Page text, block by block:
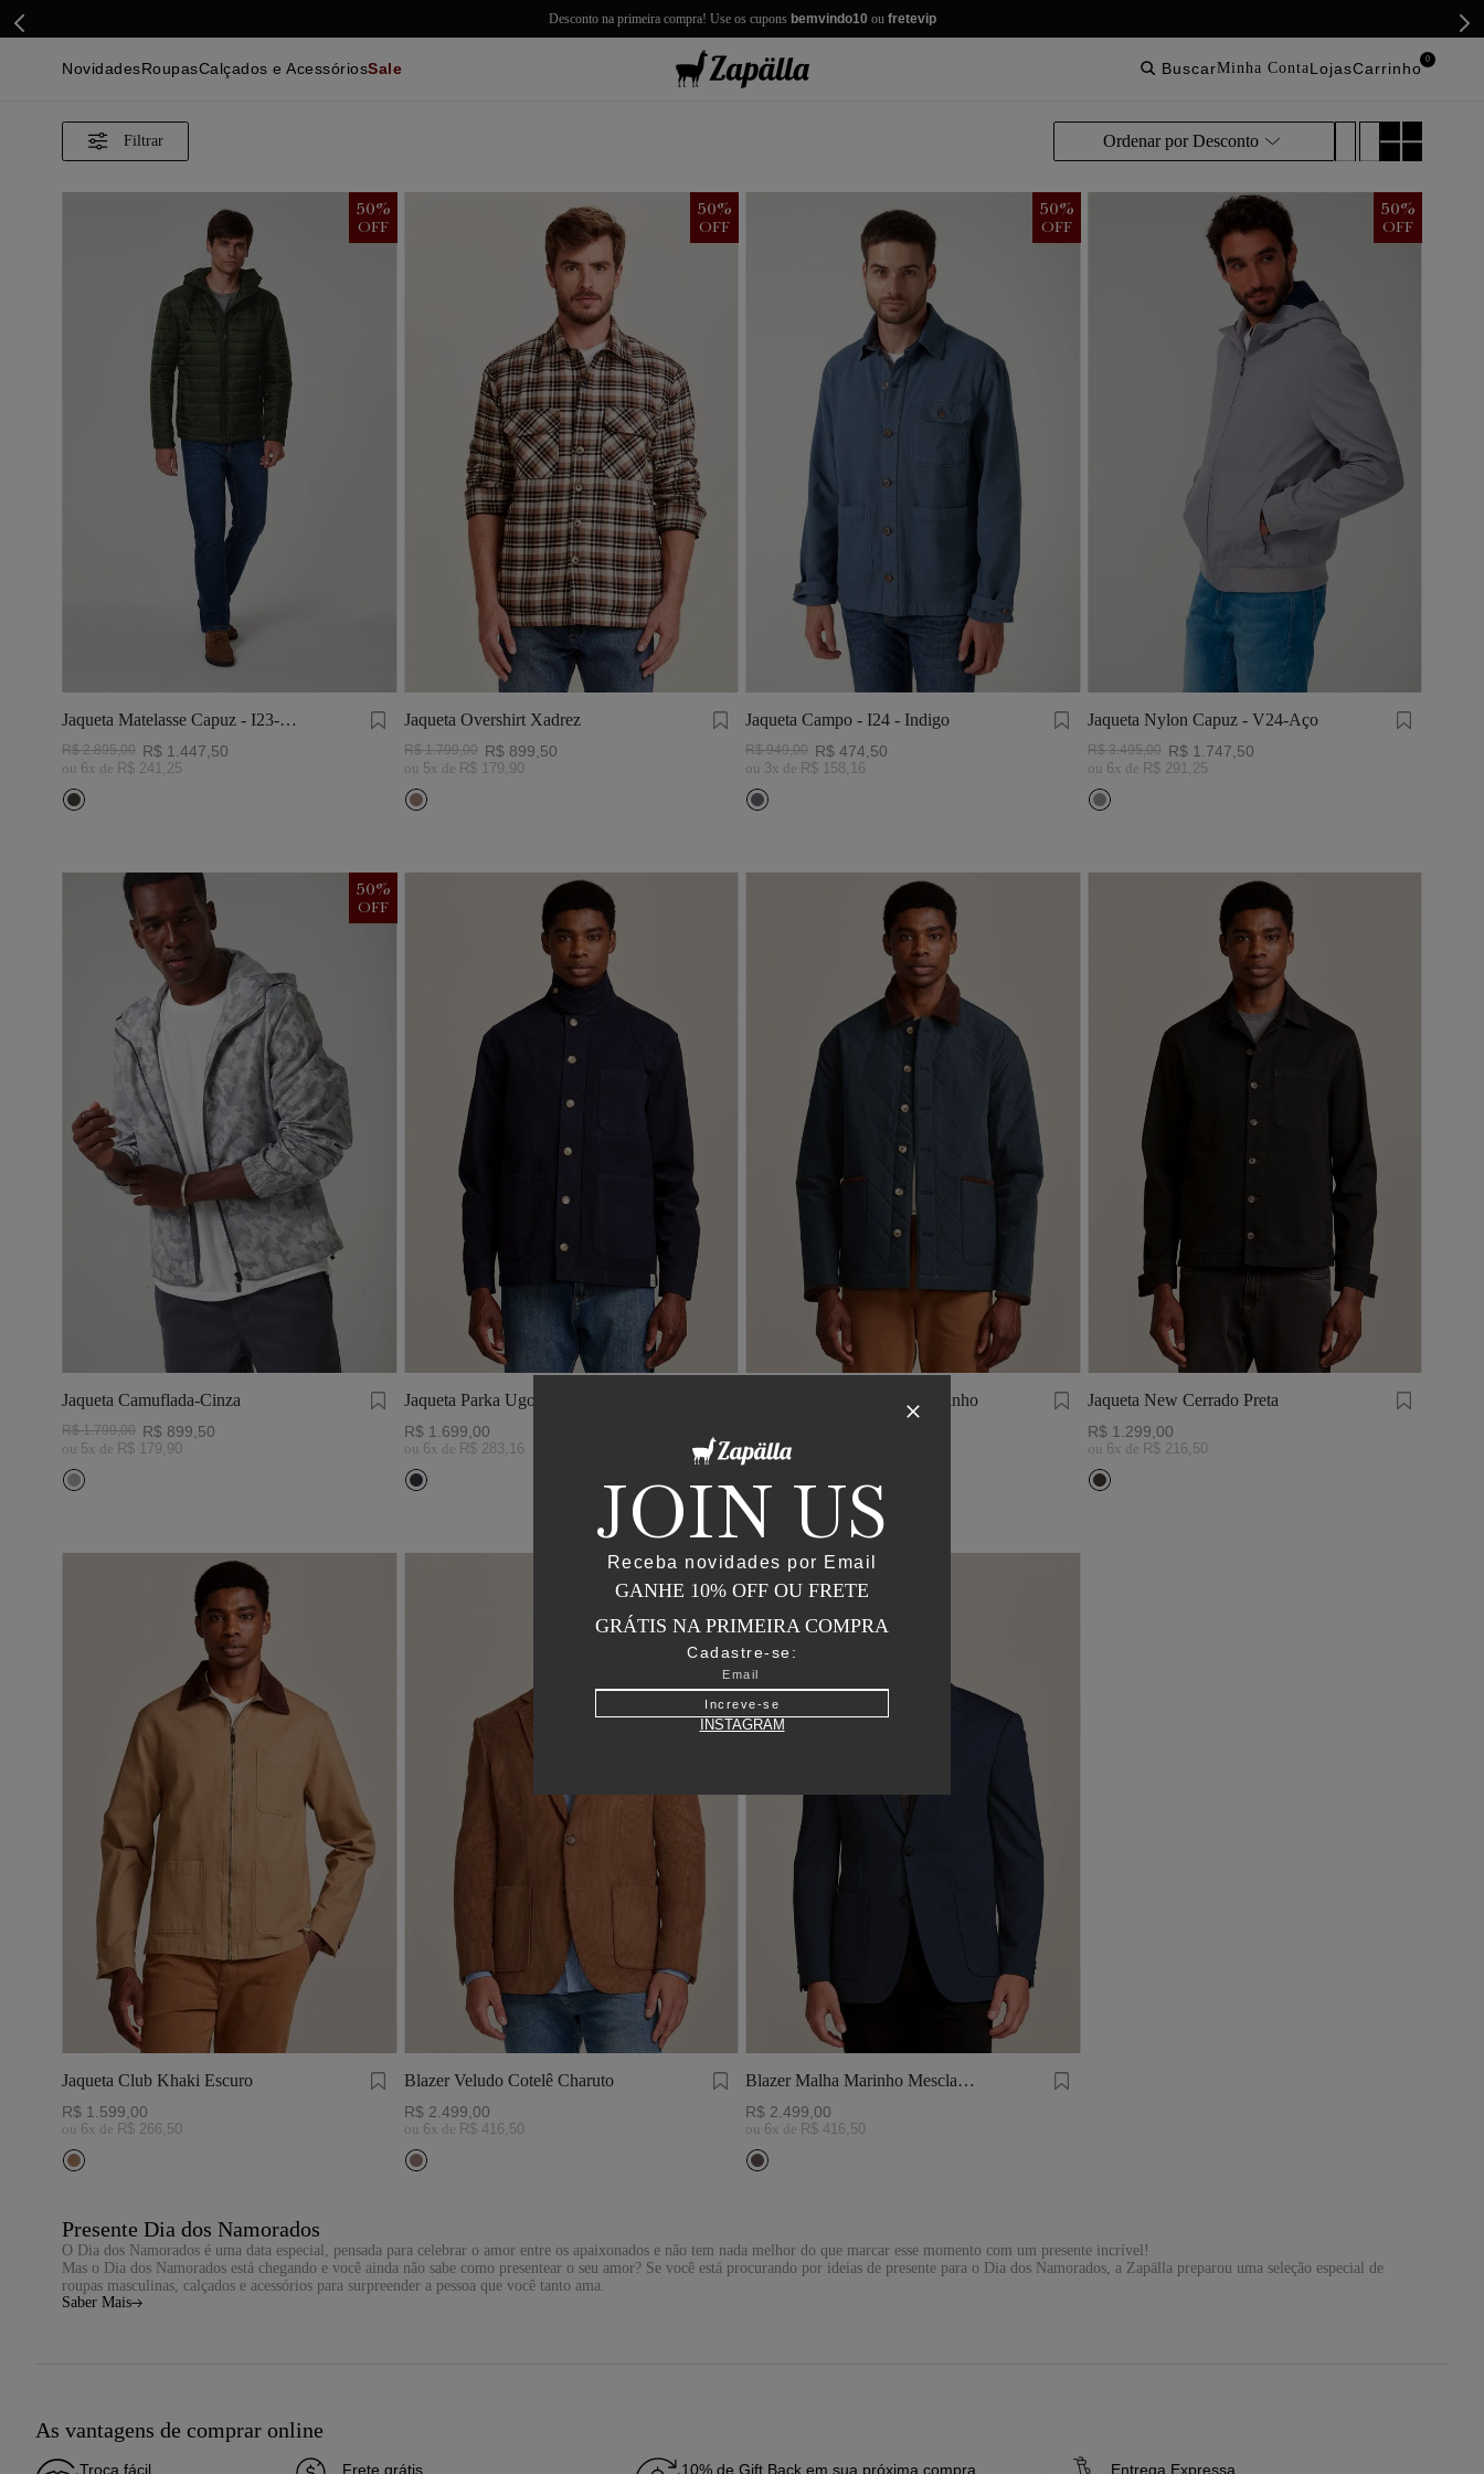
Desconto na primeira compra! Use os cupons bemvindo10 ou fretevip
Novidades
Calçados
Malhas e Casacos
Camisas
Ver Tudo
Roupas
Camisas
Calças
Bermudas
Infantil
Beachwear
Ver Tudo
Calçados e Acessórios Sale
Calças
Malhas e Casacos
Calçados e Acessórios
buscar lojas
0
Ordenar por Desconto
Jaqueta Matelasse Capuz - I23-
Verde Oliva
50%
OFF
R$ 2.895,00 R$ 1 447 50
ou 6x de R$ 241 25
Jaqueta Overshirt Xadrez
50%
OFF
R$ 1.799,00 R$ 899 50
ou 5x de R$ 179 90
Jaqueta Campo - I24 - Indigo
50%
OFF
R$ 949,00 R$ 474 50
ou 3 x de R$ 158 16
Jaqueta Nylon Capuz - V24-Aço
50%
OFF
R$ 3.495,00 R$ 1 747 50
ou 6x de R$ 291 25
Jaqueta Camuflada-Cinza
50%
OFF
R$ 1.799,00 R$ 899 50
ou 5x de R$ 179 90
Jaqueta Parka Ugo Marinho
R$ 1 699 00
ou 6x de R$ 283 16
Jaqueta Parka Matelasse Marinho
ou6x de
Jaqueta New Cerrado Preta
R$ 1 299 00
ou 6x de R$ 216 50
Jaqueta Club Khaki Escuro
R$ 1 599 00
ou 6x de R$ 266 50
Blazer Veludo Cotelê Charuto
R$ 2 499 00
ou 6x de R$ 416 50
Blazer Malha Marinho Mescla
R$ 2 499 00
ou 6x de R$ 416 50
Presente Dia dos Namorados
O Dia dos Namorados é uma data especial, pensada para celebrar o amor entre os apaixonados e não tem nada melhor do que marcar esse momento com um presente incrível!
Mas o Dia dos Namorados está chegando e você ainda não sabe como presentear o seu amor? Se você está procurando por ideias de presente para o Dia dos Namorados, a Zapälla preparou uma seleção especial de
roupas masculinas, calçados e acessórios para surpreender a pessoa que você tanto ama.
Aqui, você encontra as melhores opções de presentes para o Dia dos Namorados, com peças que reúnem qualidade, estilo e muito conforto!
E que tal presentear seu amor comcalçados
on!
Além disso, oferecemos acessórios estilosos que são ideais para complementar qualquer look, como cintos e bonés. Na Zapälla, também oferecemos diversas opções de underwear masculina!
Saber Mais
As vantagens de comprar online
Troca fácil
Frete grátis
10% de Gift Back em sua próxima compra
Entrega Expressa
JOIN US
Receba novidades por Email
GANHE 10% OFF OU FRETE
GRÁTIS NA PRIMEIRA COMPRA
Cadastre-se:
Increve-se
INSTAGRAM